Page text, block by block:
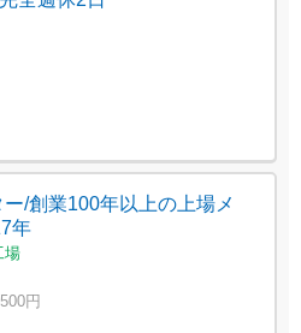
/創業100年以上の上場メ
年
場
円